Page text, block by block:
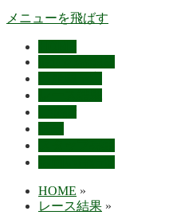
メニューを飛ばす
HOME »
レース結果 »